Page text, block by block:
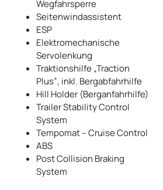
Wegfahrsperre
Seitenwindassistent
ESP
Elektromechanische
Servolenkung
Traktionshilfe „Traction
Plus“, inkl. Bergabfahrhilfe
Hill Holder (Berganfahrhilfe)
Trailer Stability Control
System
Tempomat – Cruise Control
ABS
Post Collision Braking
System